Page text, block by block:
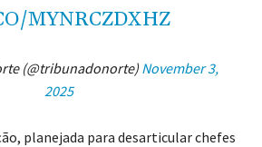
MYNRCZDXHZ
(@tribunadonorte) November 3,
2025
planejada para desarticular chefes